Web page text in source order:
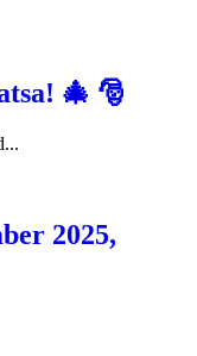
🎄 🎅
2025,